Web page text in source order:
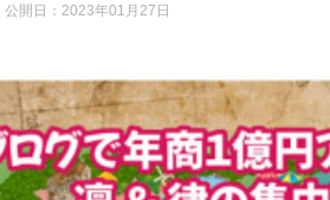
公開日： 2023年01月27日